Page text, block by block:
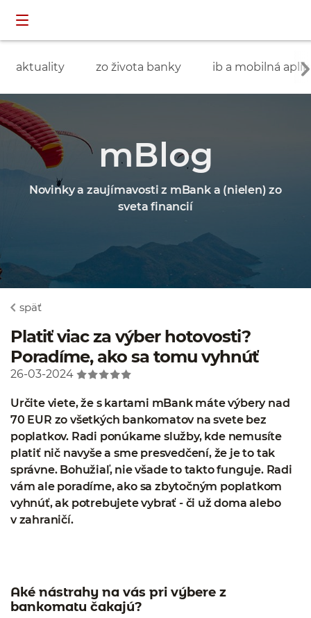
aktuality zo života banky ib a mobilná
mBlog
Novinky a zaujímavosti z mBank a (nielen) zo
sveta financií
späť
Platiť viac za výber hotovosti?
Poradíme, ako sa tomu vyhnúť
26-03-2024
Určite viete,že s kartami mBank máte výbery nad
70 EUR zo všetkých bankomatov na svete bez
poplatkov. Radi ponúkame služby, kde nemusíte
platiť nič navyše a sme presvedčení, že je to tak
správne. Bohužiaľ, nie všade to takto funguje. Radi
vám ale poradíme, ako sa zbytočným poplatkom
vyhnúť, ak potrebujete vybrať - či už doma alebo
v zahraničí.
Aké nástrahy na vás pri výbere z
bankomatu čakajú?